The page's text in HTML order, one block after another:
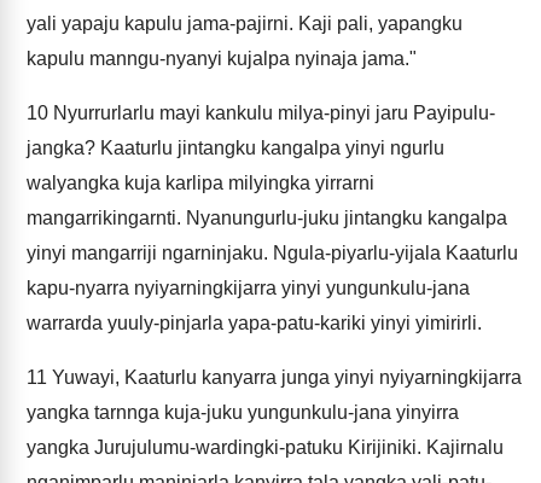
yali yapaju kapulu jama-pajirni. Kaji pali, yapangku
kapulu manngu-nyanyi kujalpa nyinaja jama."
10 Nyurrurlarlu mayi kankulu milya-pinyi jaru Payipulu-
jangka? Kaaturlu jintangku kangalpa yinyi ngurlu
walyangka kuja karlipa milyingka yirrarni
mangarrikingarnti. Nyanungurlu-juku jintangku kangalpa
yinyi mangarriji ngarninjaku. Ngula-piyarlu-yijala Kaaturlu
kapu-nyarra nyiyarningkijarra yinyi yungunkulu-jana
warrarda yuuly-pinjarla yapa-patu-kariki yinyi yimirirli.
11 Yuwayi, Kaaturlu kanyarra junga yinyi nyiyarningkijarra
yangka tarnnga kuja-juku yungunkulu-jana yinyirra
yangka Jurujulumu-wardingki-patuku Kirijiniki. Kajirnalu